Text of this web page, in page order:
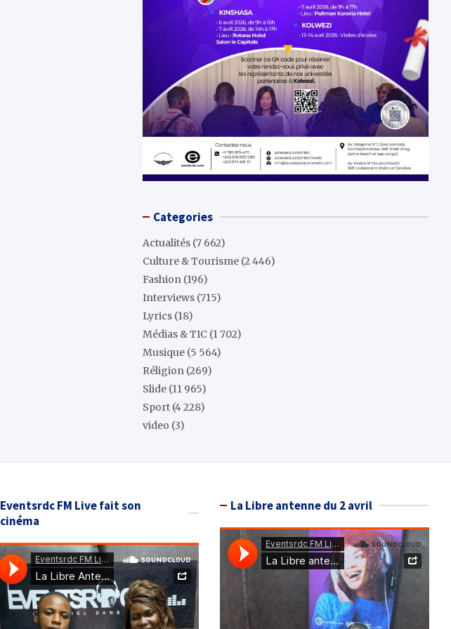
Categories
Actualités (7 662)
Culture & Tourisme (2 446)
Fashion (196)
Interviews (715)
Lyrics (18)
Médias & TIC (1 702)
Musique (5 564)
Réligion (269)
Slide (11 965)
Sport (4 228)
video (3)
Eventsrdc FM Live fait son
cinéma
La Libre antenne du 2 avril